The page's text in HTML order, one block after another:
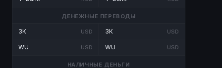
ДЕНЕЖНЫЕ ПЕРЕВОДЫ
ЗК USD
WU USD
ЗК USD
WU USD
НАЛИЧНЫЕ ДЕНЬГИ